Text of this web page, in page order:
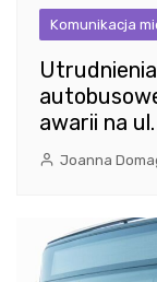
Komunikacja
awarii na
Joanna